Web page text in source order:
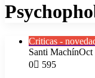
Criticas -
Santi MachínOct
0
595